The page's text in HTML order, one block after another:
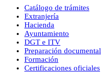
Catálogo de trámites
Extranjería
Hacienda
Ayuntamiento
DGT e ITV
Preparación documental
Formación
Certificaciones oficiales